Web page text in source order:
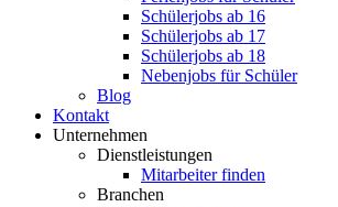
Schülerjobs ab 16
Schülerjobs ab 17
Schülerjobs ab 18
Nebenjobs für Schüler
Blog
Kontakt
Unternehmen
Dienstleistungen
Mitarbeiter finden
Branchen